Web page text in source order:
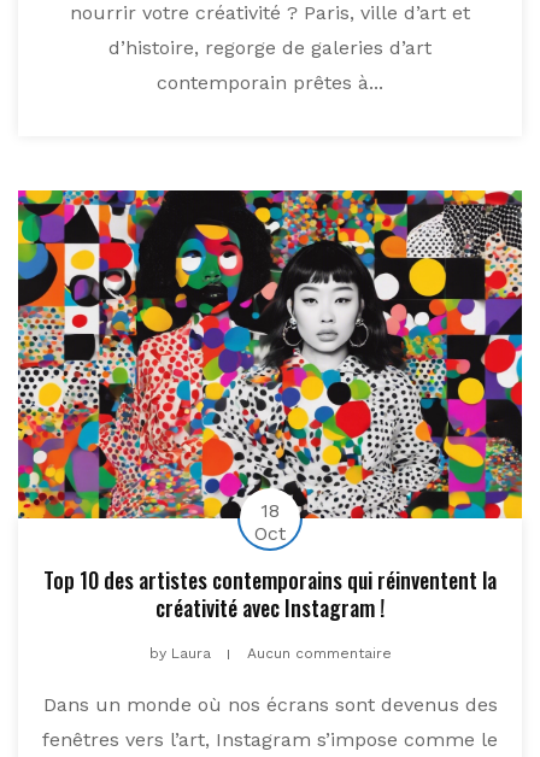
nourrir votre créativité ? Paris, ville d’art et
d’histoire, regorge de galeries d’art
contemporain prêtes à...
18
Oct
Top 10 des artistes contemporains qui réinventent la
créativité avec Instagram !
byLaura Aucun commentaire
Dans un monde où nos écrans sont devenus des
fenêtres vers l’art, Instagram s’impose comme le